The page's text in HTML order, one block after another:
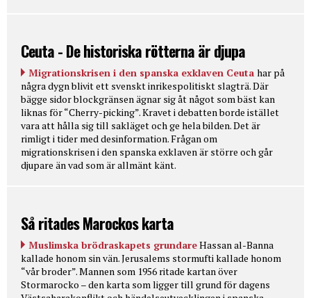
Ceuta - De historiska rötterna är djupa
Migrationskrisen i den spanska exklaven Ceuta har på
några dygn blivit ett svenskt inrikespolitiskt slagträ. Där
bägge sidor blockgränsen ägnar sig åt något som bäst kan
liknas för “Cherry-picking”. Kravet i debatten borde istället
vara att hålla sig till sakläget och ge hela bilden. Det är
rimligt i tider med desinformation. Frågan om
migrationskrisen i den spanska exklaven är större och går
djupare än vad som är allmänt känt.
Så ritades Marockos karta
Muslimska brödraskapets grundareHassan al-Banna
kallade honom sin vän. Jerusalems stormufti kallade honom
“vår broder”. Mannen som 1956 ritade kartan över
Stormarocko – den karta som ligger till grund för dagens